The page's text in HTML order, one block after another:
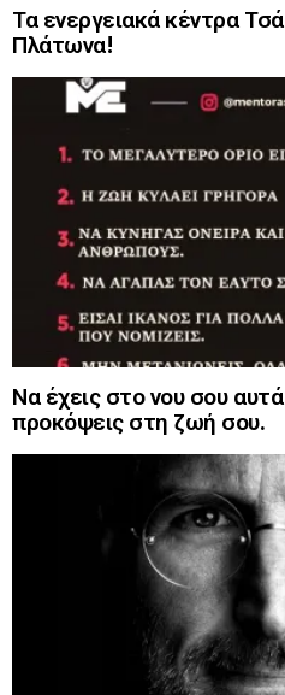
Τα ενεργειακά κέντρα
Πλάτωνα!
Να έχεις στο νου σου
προκόψεις στη ζωή σου.